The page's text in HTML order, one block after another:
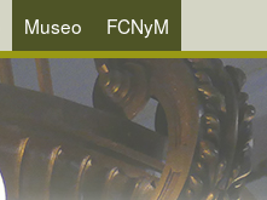
Museo FCNyM